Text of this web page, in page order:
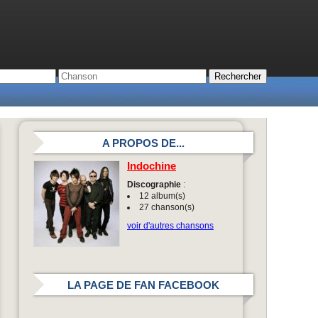
A PROPOS DE...
Indochine
Discographie :
12 album(s)
27 chanson(s)
voir d'autres chansons
LA PAGE DE FAN FACEBOOK